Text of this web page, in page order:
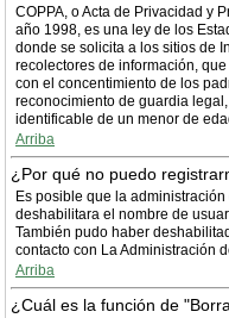
COPPA, o Acta de Privacidad y
año 1998, es una ley de los
donde se solicita a los sitios de
recolectores de información,
con el concentimiento de los
reconocimiento de guardia
identificable de un menor de
Arriba
¿Por qué no puedo
Es posible que la
deshabilitara el nombre de
También pudo haber
contacto con La Administración
Arriba
¿Cuál es la función de